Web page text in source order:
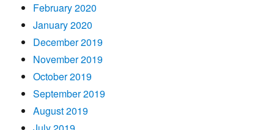
February 2020
January 2020
December 2019
November 2019
October 2019
September 2019
August 2019